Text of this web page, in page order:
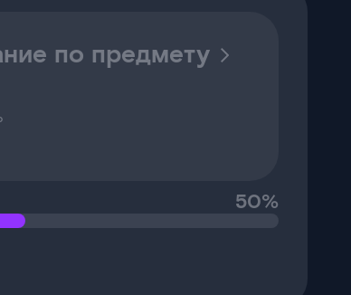
по предмету
50%